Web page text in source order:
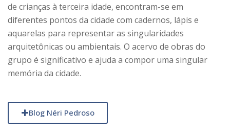
de crianças à terceira idade, encontram-se em
diferentes pontos da cidade com cadernos, lápis e
aquarelas para representar as singularidades
arquitetônicas ou ambientais. O acervo de obras do
grupo é significativo e ajuda a compor uma singular
memória da cidade.
Blog Néri Pedroso